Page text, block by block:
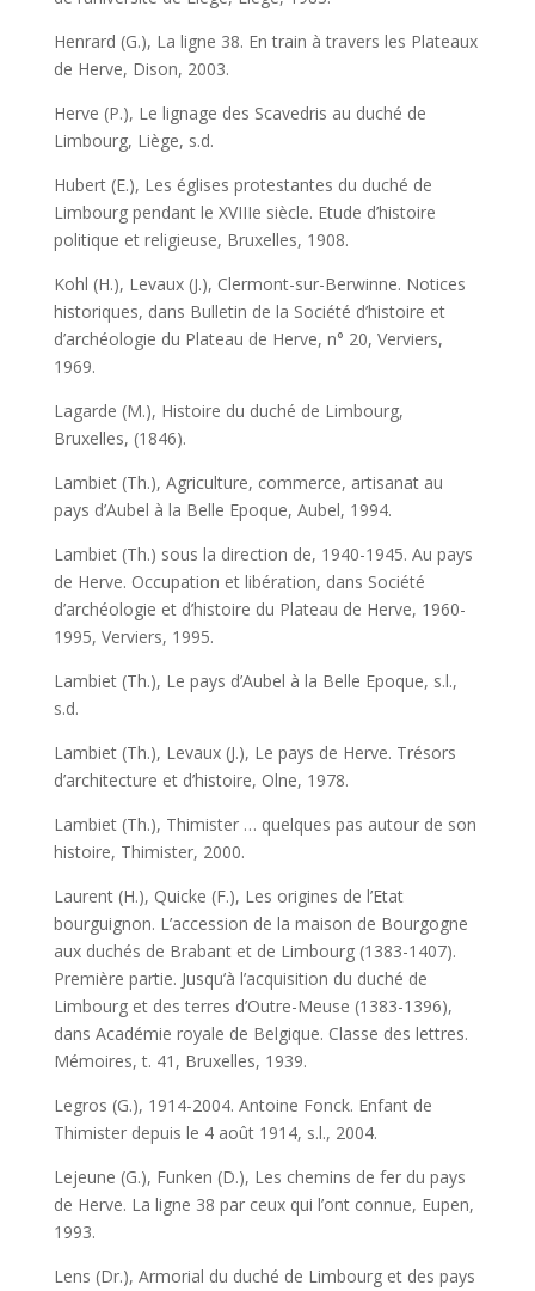
Henrard (G.), La ligne 38. En train à travers les Plateaux
de Herve, Dison, 2003.
Herve (P.), Le lignage des Scavedris au duché de
Limbourg, Liège, s.d.
Hubert (E.), Les églises protestantes du duché de
Limbourg pendant le XVIIIe siècle. Etude d’histoire
politique et religieuse, Bruxelles, 1908.
Kohl (H.), Levaux (J.), Clermont-sur-Berwinne. Notices
historiques, dans Bulletin de la Société d’histoire et
d’archéologie du Plateau de Herve, n° 20, Verviers,
1969.
Lagarde (M.), Histoire du duché de Limbourg,
Bruxelles, (1846).
Lambiet (Th.), Agriculture, commerce, artisanat au
pays d’Aubel à la Belle Epoque, Aubel, 1994.
Lambiet (Th.) sous la direction de, 1940-1945. Au pays
de Herve. Occupation et libération, dans Société
d’archéologie et d’histoire du Plateau de Herve, 1960-
1995, Verviers, 1995.
Lambiet (Th.), Le pays d’Aubel à la Belle Epoque, s.l.,
s.d.
Lambiet (Th.), Levaux (J.), Le pays de Herve. Trésors
d’architecture et d’histoire, Olne, 1978.
Lambiet (Th.), Thimister … quelques pas autour de son
histoire, Thimister, 2000.
Laurent (H.), Quicke (F.), Les origines de l’Etat
bourguignon. L’accession de la maison de Bourgogne
aux duchés de Brabant et de Limbourg (1383-1407).
Première partie. Jusqu’à l’acquisition du duché de
Limbourg et des terres d’Outre-Meuse (1383-1396),
dans Académie royale de Belgique. Classe des lettres.
Mémoires, t. 41, Bruxelles, 1939.
Legros (G.), 1914-2004. Antoine Fonck. Enfant de
Thimister depuis le 4 août 1914, s.l., 2004.
Lejeune (G.), Funken (D.), Les chemins de fer du pays
de Herve. La ligne 38 par ceux qui l’ont connue, Eupen,
1993.
Lens (Dr.), Armorial du duché de Limbourg et des pays